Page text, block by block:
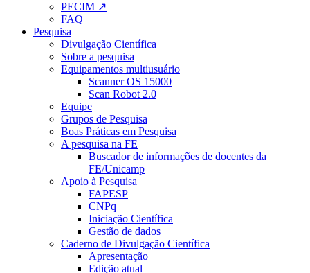
PECIM ↗
FAQ
Pesquisa
Divulgação Científica
Sobre a pesquisa
Equipamentos multiusuário
Scanner OS 15000
Scan Robot 2.0
Equipe
Grupos de Pesquisa
Boas Práticas em Pesquisa
A pesquisa na FE
Buscador de informações de docentes da
FE/Unicamp
Apoio à Pesquisa
FAPESP
CNPq
Iniciação Científica
Gestão de dados
Caderno de Divulgação Científica
Apresentação
Edição atual